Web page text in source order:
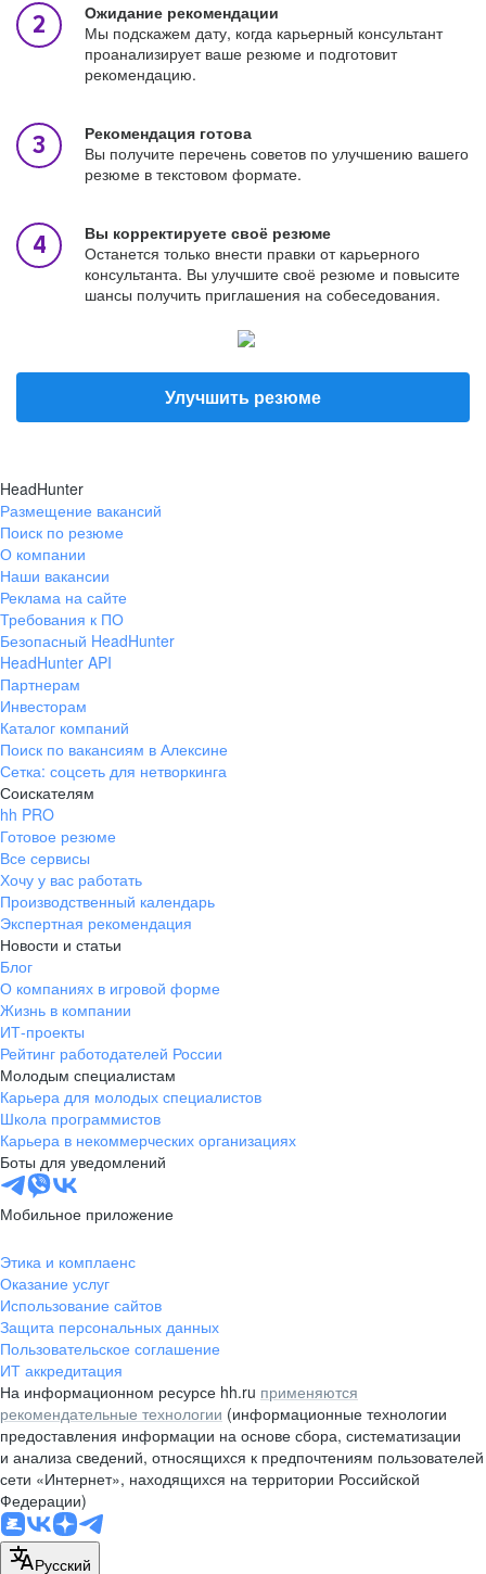
Ожидание рекомендации
Мы подскажем дату, когда карьерный консультант
проанализирует ваше резюме и подготовит
рекомендацию.
Рекомендация готова
Вы получите перечень советов по улучшению вашего
резюме в текстовом формате.
Вы корректируете своё резюме
Останется только внести правки от карьерного
консультанта. Вы улучшите своё резюме и повысите
шансы получить приглашения на собеседования.
Улучшить резюме
HeadHunter
Размещение вакансий
Поиск по резюме
О компании
Наши вакансии
Реклама на сайте
Требования к ПО
Безопасный HeadHunter
HeadHunter API
Партнерам
Инвесторам
Каталог компаний
Поиск по вакансиям в Алексине
Сетка: соцсеть для нетворкинга
Соискателям
hh PRO
Готовое резюме
Все сервисы
Хочу у вас работать
Производственный календарь
Экспертная рекомендация
Новости и статьи
Блог
О компаниях в игровой форме
Жизнь в компании
ИТ-проекты
Рейтинг работодателей России
Молодым специалистам
Карьера для молодых специалистов
Школа программистов
Карьера в некоммерческих организациях
Боты для уведомлений
Мобильное приложение
Этика и комплаенс
Оказание услуг
Использование сайтов
Защита персональных данных
Пользовательское соглашение
ИТ аккредитация
На информационном ресурсе hh.ru применяются
рекомендательные технологии (информационные технологии
предоставления информации на основе сбора, систематизации
и анализа сведений, относящихся к предпочтениям пользователей
сети «Интернет», находящихся на территории Российской
Федерации)
Русский